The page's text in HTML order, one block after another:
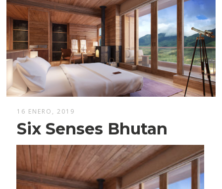
16 ENERO, 2019
Six Senses Bhutan